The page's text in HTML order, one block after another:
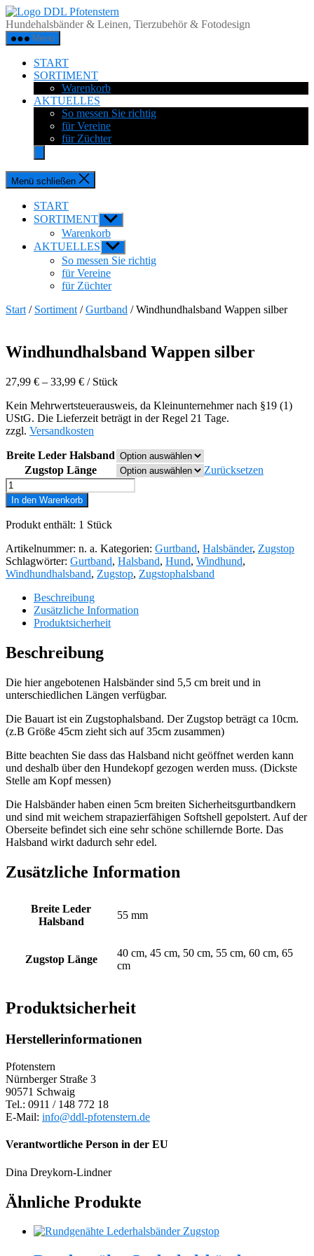
Zum
Inhalt
springen
Pfotenstern
Hundehalsbänder & Leinen, Tierzubehör & Fotodesign
Menü
START
SORTIMENT
Warenkorb
AKTUELLES
So messen Sie richtig
für Vereine
für Züchter
Menü schließen
START
SORTIMENT Untermenü
anzeigen
Warenkorb
AKTUELLES Untermenü
anzeigen
So messen Sie richtig
für Vereine
für Züchter
Start / Sortiment /Gurtband / Windhundhalsband Wappen silber
Windhundhalsband Wappen silber
27,99 € – 33,99 € / Stück
Kein Mehrwertsteuerausweis, da Kleinunternehmer nach §19 (1)
UStG. Die Lieferzeit beträgt in der Regel 21 Tage.
zzgl. Versandkosten
Breite Leder Halsband
Zugstop Länge
Zurücksetzen
Windhundhalsband
Wappen
silber
Menge
In den Warenkorb
Produkt enthält: 1 Stück
Artikelnummer: n. a. Kategorien: Gurtband, Halsbänder, Zugstop
Schlagwörter: Gurtband, Halsband, Hund, Windhund,
Windhundhalsband, Zugstop, Zugstophalsband
Beschreibung
Zusätzliche Information
Produktsicherheit
Beschreibung
Die hier angebotenen Halsbänder sind 5,5 cm breit und in
unterschiedlichen Längen verfügbar.
Die Bauart ist ein Zugstophalsband. Der Zugstop beträgt ca 10cm.
(z.B Größe 45cm zieht sich auf 35cm zusammen)
Bitte beachten Sie dass das Halsband nicht geöffnet werden kann
und deshalb über den Hundekopf gezogen werden muss. (Dickste
Stelle am Kopf messen)
Die Halsbänder haben einen 5cm breiten Sicherheitsgurtbandkern
und sind mit weichem strapazierfähigen Softshell gepolstert. Auf der
Oberseite befindet sich eine sehr schöne schillernde Borte. Das
Halsband wirkt dadurch sehr edel.
Zusätzliche Information
Breite Leder
Halsband
55 mm
Zugstop Länge
40 cm, 45 cm, 50 cm, 55 cm, 60 cm, 65
cm
Produktsicherheit
Herstellerinformationen
Pfotenstern
Nürnberger Straße 3
90571 Schwaig
Tel.: 0911 / 148 772 18
E-Mail: info@ddl-pfotenstern.de
Verantwortliche Person in der EU
Dina Dreykorn-Lindner
Ähnliche Produkte